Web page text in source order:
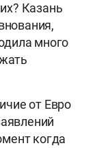
Казань
много
от Евро
когда